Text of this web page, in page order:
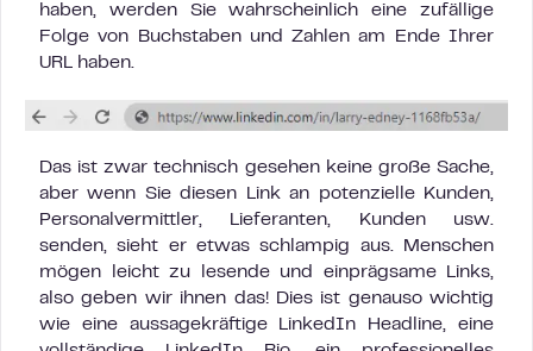
haben, werden Sie wahrscheinlich eine zufällige
Folge von Buchstaben und Zahlen am Ende Ihrer
URL haben.
Das ist zwar technisch gesehen keine große Sache,
aber wenn Sie diesen Link an potenzielle Kunden,
Personalvermittler, Lieferanten, Kunden usw.
senden, sieht er etwas schlampig aus. Menschen
mögen leicht zu lesende und einprägsame Links,
also geben wir ihnen das! Dies ist genauso wichtig
wie eine aussagekräftige LinkedIn Headline, eine